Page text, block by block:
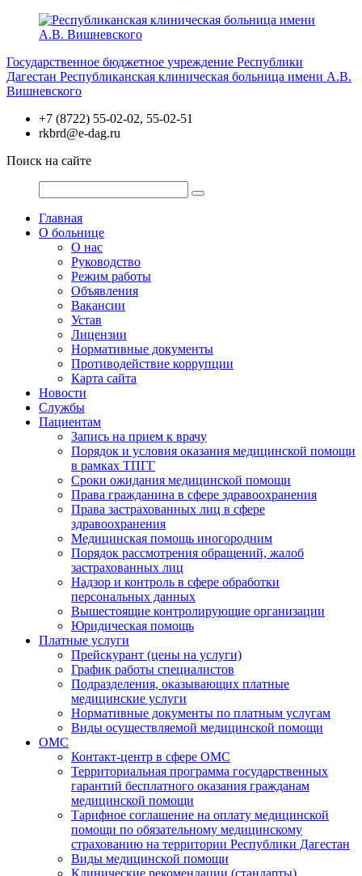
Перейти
Государственное бюджетное учреждение Республики
Дагестан Республиканская клиническая больница имени А.В.
Вишневского
+7 (8722) 55-02-02, 55-02-51
rkbrd@e-dag.ru
Поиск на сайте
Главная
О больнице
О нас
Руководство
Режим работы
Объявления
Вакансии
Устав
Лицензии
Нормативные документы
Противодействие коррупции
Карта сайта
Новости
Службы
Пациентам
Запись на прием к врачу
Порядок и условия оказания медицинской помощи
в рамках ТПГГ
Сроки ожидания медицинской помощи
Права гражданина в сфере здравоохранения
Права застрахованных лиц в сфере
здравоохранения
Медицинская помощь иногородним
Порядок рассмотрения обращений, жалоб
застрахованных лиц
Надзор и контроль в сфере обработки
персональных данных
Вышестоящие контролирующие организации
Юридическая помощь
Платные услуги
Прейскурант (цены на услуги)
График работы специалистов
Подразделения, оказывающих платные
медицинские услуги
Нормативные документы по платным услугам
Виды осуществляемой медицинской помощи
ОМС
Контакт-центр в сфере ОМС
Территориальная программа государственных
гарантий бесплатного оказания гражданам
медицинской помощи
Тарифное соглашение на оплату медицинской
помощи по обязательному медицинскому
страхованию на территории Республики Дагестан
Виды медицинской помощи
Клинические рекомендации (стандарты)